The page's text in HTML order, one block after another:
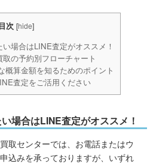
次 [hide]
場合はLINE査定がオススメ！
の予約別フローチャート
算金額を知るためのポイント
査定をご活用ください
場合はLINE査定がオススメ！
取センターでは、お電話またはウ
込みを承っておりますが、いずれ